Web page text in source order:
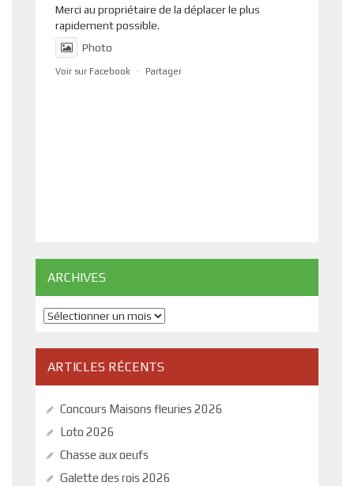
Merci au propriétaire de la déplacer le plus
rapidement possible.
Photo
Voir sur Facebook · Partager
ARCHIVES
Archives
ARTICLES RÉCENTS
Concours Maisons fleuries 2026
Loto 2026
Chasse aux oeufs
Galette des rois 2026